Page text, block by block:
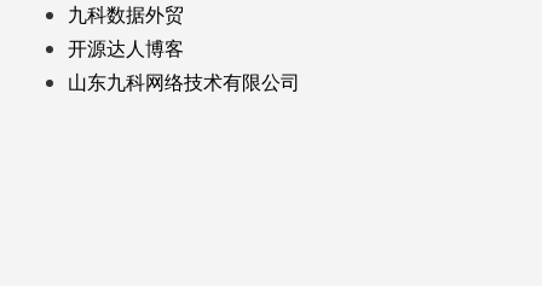
九科数据外贸
开源达人博客
山东九科网络技术有限公司